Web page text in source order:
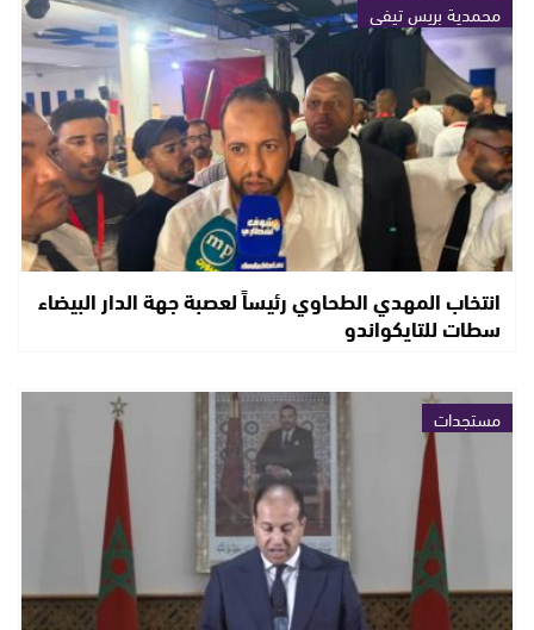
محمدية بريس تيفي
انتخاب المهدي الطحاوي رئيساً لعصبة جهة الدار البيضاء
سطات للتايكواندو
مستجدات